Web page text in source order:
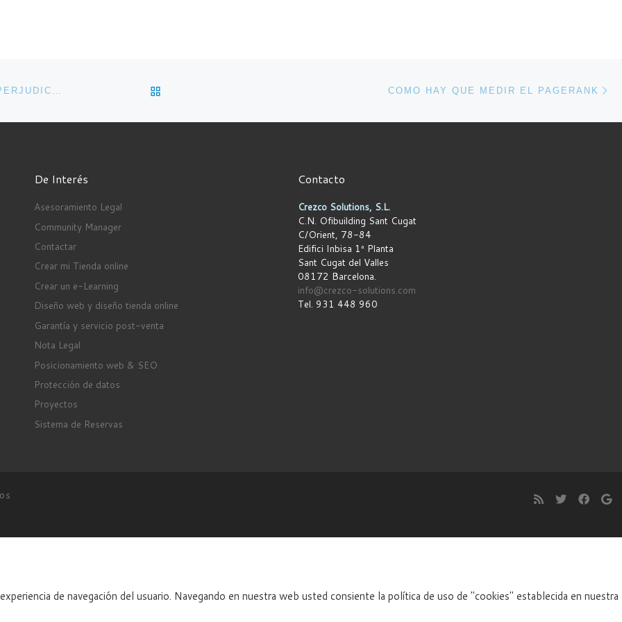
COMO HAY QUE MEDIR EL PAGERANK
De Interés
Asesoramiento Legal
Community Manager
Contactar
Crear mi Tienda online
Crear un e-Learning
Diseño web y diseño tienda online
Garantía y servicio post-venta
Nota Legal
Posicionamiento web & SEO
Protección de datos
Proyectos
Sistema de Reservas
Contacto
Crezco Solutions, S.L.
C.N. Ofibuilding Sant Cugat
C/Orient, 78-84
Edifici Inbisa 1ª Planta
Sant Cugat del Valles
08172 Barcelona.
info@crezco-solutions.com
Tel. 931 448 960
de navegación del usuario. Navegando en nuestra web usted consiente la política de uso de "cookies" establecida en nuestra